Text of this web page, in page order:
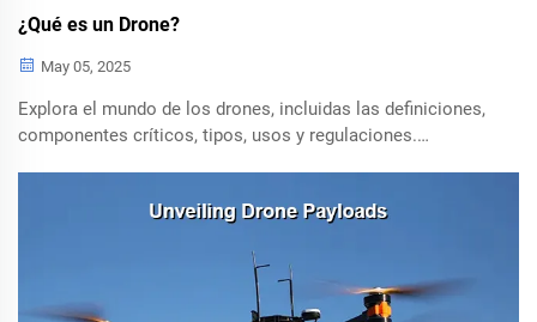
¿Qué es un Drone?
May 05, 2025
Explora el mundo de los drones, incluidas las definiciones,
componentes críticos, tipos, usos y regulaciones.
cinematografía y la defensa, mientras comprendes